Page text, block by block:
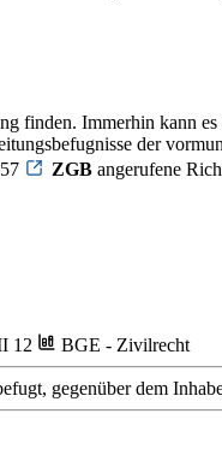
finden. Immerhin kann
der
ZGB angerufene
12 BGE - Zivilrecht
gegenüber dem